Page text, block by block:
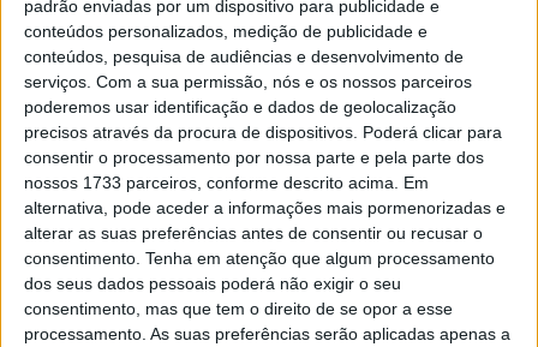
padrão enviadas por um dispositivo para publicidade e
conteúdos personalizados, medição de publicidade e
conteúdos, pesquisa de audiências e desenvolvimento de
serviços. Com a sua permissão, nós e os nossos parceiros
poderemos usar identificação e dados de geolocalização
precisos através da procura de dispositivos. Poderá clicar para
consentir o processamento por nossa parte e pela parte dos
nossos 1733 parceiros, conforme descrito acima. Em
alternativa, pode aceder a informações mais pormenorizadas e
alterar as suas preferências antes de consentir ou recusar o
consentimento. Tenha em atenção que algum processamento
dos seus dados pessoais poderá não exigir o seu
consentimento, mas que tem o direito de se opor a esse
processamento. As suas preferências serão aplicadas apenas a
edição 2025 do Campeonato Nacional de Flat Track,
primeira ronda de um calendário composto por seis
provas e que será disputado ao longo de pouco mais que
dois meses.
Com cinco das seis jornadas já conhecidas da temporada
passada, estreia-se a 1 de junho uma ronda em Marco de
Canaveses, com a novidade adicional de contarmos com
duas provas no sul do país, separada por apenas dois
dias, de modo a facilitar as deslocações aos pilotos que
vêm de mais longe.